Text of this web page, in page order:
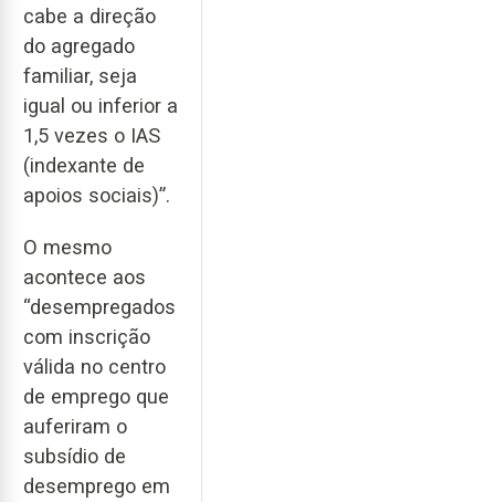
cabe a direção
do agregado
familiar, seja
igual ou inferior a
1,5 vezes o IAS
(indexante de
apoios sociais)”.
O mesmo
acontece aos
“desempregados
com inscrição
válida no centro
de emprego que
auferiram o
subsídio de
desemprego em